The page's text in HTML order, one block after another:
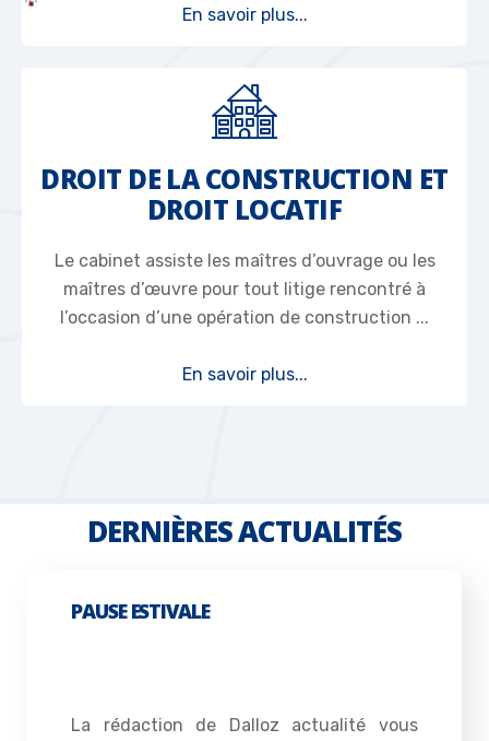
En savoir plus...
DROIT DE LA CONSTRUCTION ET
DROIT LOCATIF
Le cabinet assiste les maîtres d’ouvrage ou les
maîtres d’œuvre pour tout litige rencontré à
l’occasion d’une opération de construction ...
En savoir plus...
DERNIÈRES ACTUALITÉS
PAUSE ESTIVALE
La rédaction de Dalloz actualité vous